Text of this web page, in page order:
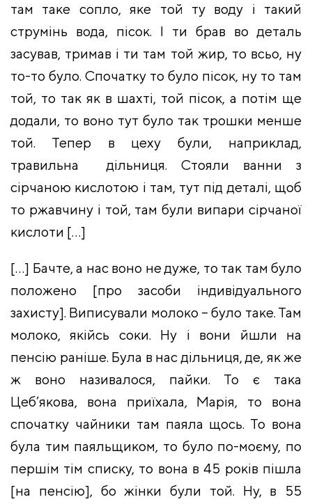
там таке сопло, яке той ту воду і такий
струмінь вода, пісок. І ти брав во деталь
засував, тримав і ти там той жир, то всьо, ну
то-то було. Спочатку то було пісок, ну то там
той, то так як в шахті, той пісок, а потім ще
додали, то воно тут було так трошки менше
той. Тепер в цеху були, наприклад,
травильна дільниця. Стояли ванни з
сірчаною кислотою і там, тут під деталі, щоб
то ржавчину і той, там були випари сірчаної
кислоти […]
[…] Бачте, а нас воно не дуже, то так там було
положено [про засоби індивідуального
захисту]. Виписували молоко – було таке. Там
молоко, якійсь соки. Ну і вони йшли на
пенсію раніше. Була в нас дільниця, де, як же
ж воно називалося, пайки. То є така
Цеб’якова, вона приїхала, Марія, то вона
спочатку чайники там паяла щось. То вона
була тим паяльщиком, то було по-моєму, по
першім тім списку, то вона в 45 років пішла
[на пенсію], бо жінки були той. Ну, в 55